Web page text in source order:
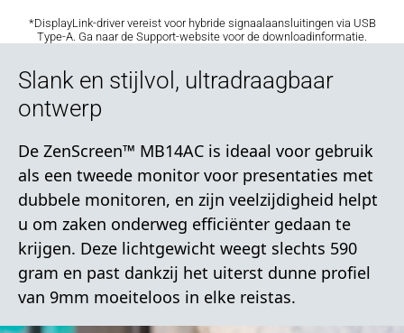
*DisplayLink-driver vereist voor hybride signaalaansluitingen via USB
Type-A. Ga naar de Support-website voor de downloadinformatie.
Slank en stijlvol, ultradraagbaar
ontwerp
De ZenScreen™ MB14AC is ideaal voor gebruik
als een tweede monitor voor presentaties met
dubbele monitoren, en zijn veelzijdigheid helpt
u om zaken onderweg efficiënter gedaan te
krijgen. Deze lichtgewicht weegt slechts 590
gram en past dankzij het uiterst dunne profiel
van 9mm moeiteloos in elke reistas.